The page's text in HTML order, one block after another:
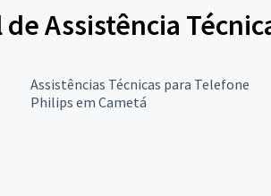
Assistência
Assistências Técnicas para Telefone
Philips em Cametá